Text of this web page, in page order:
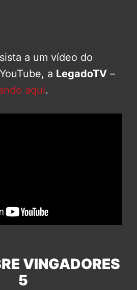
a um vídeo do
a LegadoTV –
aqui.
VINGADORES
5